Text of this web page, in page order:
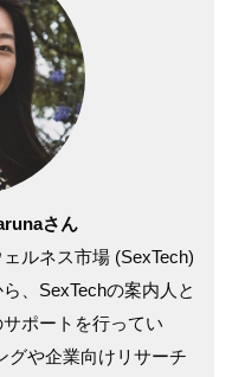
さん
ルネス市場 (SexTech)
、SexTechの案内人と
ポートを行ってい
グや企業向けリサーチ